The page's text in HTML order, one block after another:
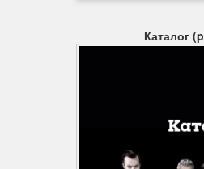
у формі подвійного шестикутника.
роблять використання профілю з
зайвим навіть при роботі в
інструменти придатні для роботи
Каталог